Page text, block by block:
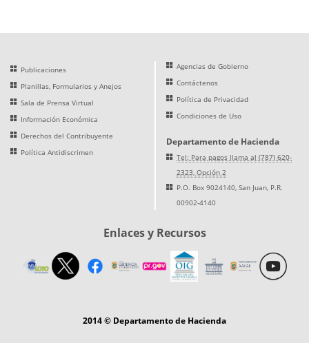
Publicaciones
Planillas, Formularios y Anejos
Sala de Prensa Virtual
Información Económica
Derechos del Contribuyente
Política Antidiscrimen
Agencias de Gobierno
Contáctenos
Política de Privacidad
Condiciones de Uso
Departamento de Hacienda
Tel: Para pagos llama al (787) 620-
2323, Opción 2
P.O. Box 9024140, San Juan, P.R.
00902-4140
Enlaces y Recursos
2014 © Departamento de Hacienda